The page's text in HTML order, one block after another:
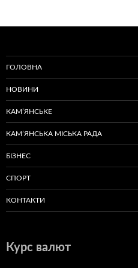
ГОЛОВНА
НОВИНИ
КАМ’ЯНСЬКЕ
КАМ’ЯНСЬКА МІСЬКА РАДА
БІЗНЕС
СПОРТ
КОНТАКТИ
Курс валют